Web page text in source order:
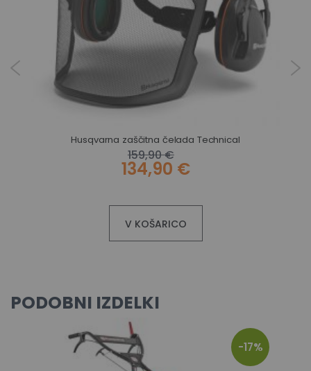
Husqvarna zaščitna čelada Technical
159,90 €
134,90 €
V KOŠARICO
PODOBNI IZDELKI
-17%